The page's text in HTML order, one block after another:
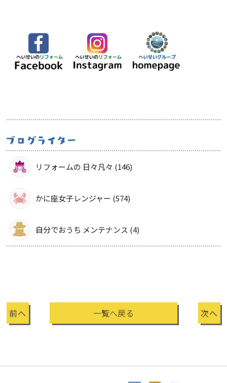
リフォームの 日々凡々 (146)
かに座女子レンジャー (574)
自分でおうち メンテナンス (4)
前へ 一覧へ戻る 次へ